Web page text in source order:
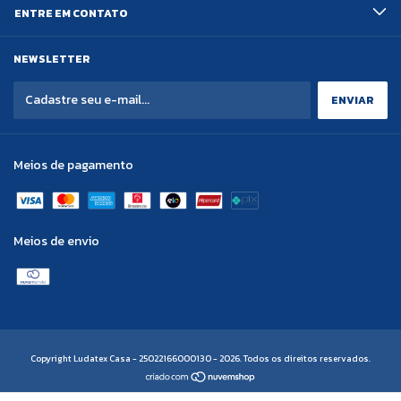
ENTRE EM CONTATO
NEWSLETTER
Meios de pagamento
Meios de envio
Copyright Ludatex Casa - 25022166000130 - 2026. Todos os direitos reservados.